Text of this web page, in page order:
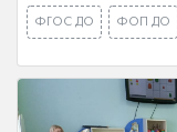
ФГОС ДО ФОП ДО